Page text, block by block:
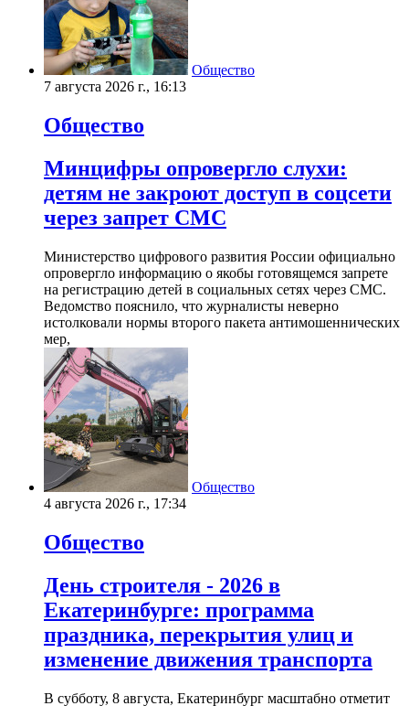
Общество
7 августа 2026 г., 16:13
Общество
Минцифры опровергло слухи:
детям не закроют доступ в соцсети
через запрет СМС
Министерство цифрового развития России официально
опровергло информацию о якобы готовящемся запрете
на регистрацию детей в социальных сетях через СМС.
Ведомство пояснило, что журналисты неверно
истолковали нормы второго пакета антимошеннических
мер,
Общество
4 августа 2026 г., 17:34
Общество
День строителя - 2026 в
Екатеринбурге: программа
праздника, перекрытия улиц и
изменение движения транспорта
В субботу, 8 августа, Екатеринбург масштабно отметит